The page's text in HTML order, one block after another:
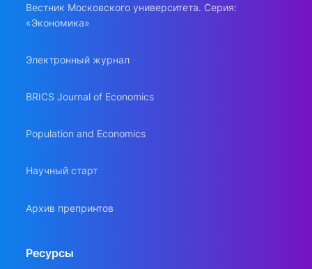
Вестник Московского университета. Серия:
«Экономика»
Электронный журнал
BRICS Journal of Economics
Population and Economics
Научный старт
Архив препринтов
Ресурсы